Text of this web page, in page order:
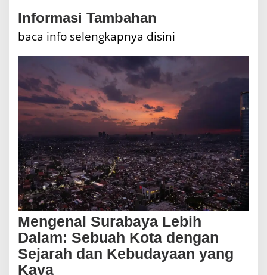
Informasi Tambahan
baca info selengkapnya disini
Mengenal Surabaya Lebih
Dalam: Sebuah Kota dengan
Sejarah dan Kebudayaan yang
Kaya